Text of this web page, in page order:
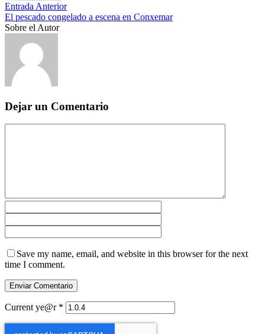
Entrada Anterior
El pescado congelado a escena en Conxemar
Sobre el Autor
Dejar un Comentario
Save my name, email, and website in this browser for the next
time I comment.
Current ye@r *